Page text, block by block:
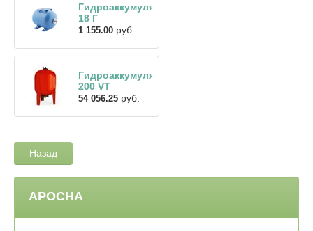
Гидроаккумулятор
18 Г
1 155.00 руб.
Гидроаккумулятор
200 VT
54 056.25 руб.
Назад
АРОСНА